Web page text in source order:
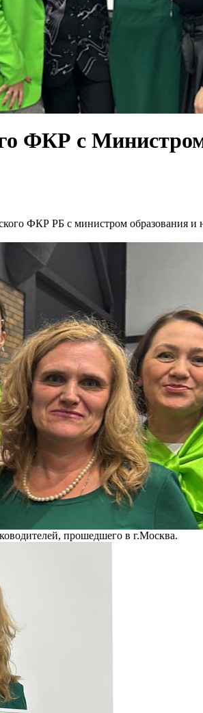
ФКР с
ФКР РБ с министром
прошедшего в г.Москва.